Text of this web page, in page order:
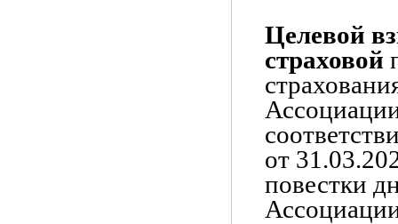
Целевой
страховой
от
повестки